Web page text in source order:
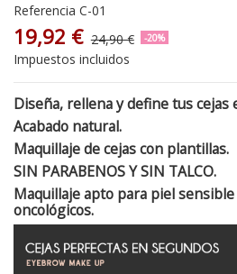
Referencia C-01
19,92 € 24,90 € -20%
Impuestos incluidos
Diseña, rellena y define tus cejas
Acabado natural.
Maquillaje de cejas con plantillas.
SIN PARABENOS Y SIN TALCO.
Maquillaje apto para piel
oncológicos.